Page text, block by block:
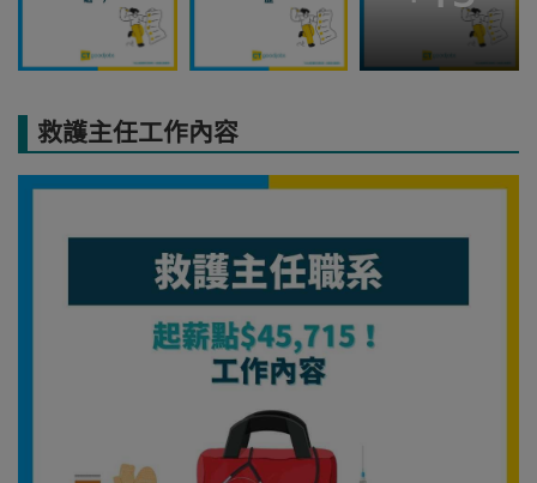
救護主任工作內容